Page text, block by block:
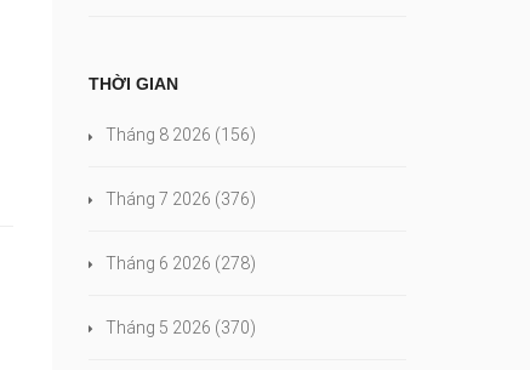
THỜI GIAN
Tháng 8 2026 (156)
Tháng 7 2026 (376)
Tháng 6 2026 (278)
Tháng 5 2026 (370)